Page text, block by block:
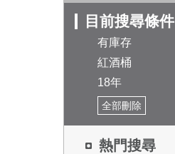
目前搜尋條件
有庫存
紅酒桶
18年
全部刪除
熱門搜尋